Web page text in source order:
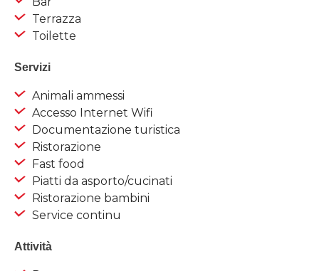
Terrazza
Toilette
Servizi
Animali ammessi
Accesso Internet Wifi
Documentazione turistica
Ristorazione
Fast food
Piatti da asporto/cucinati
Ristorazione bambini
Service continu
Attività